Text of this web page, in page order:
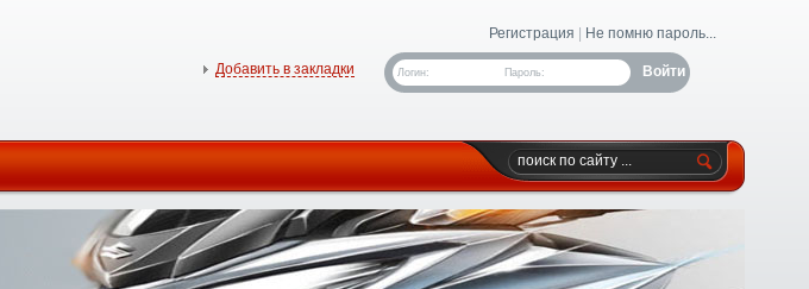
Регистрация Не помню пароль...
Логин: Пароль:
Добавить в закладки